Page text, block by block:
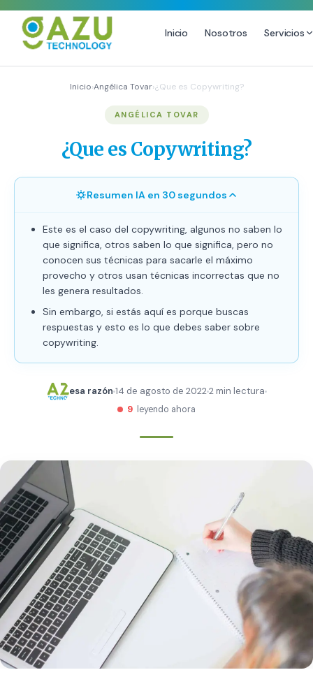
Inicio Nosotros Servicios
Estrategia de Redes Sociales
Publicidad Digital
Diseño Gráfico Profesional
Inicio›Angélica Tovar›¿Que es Copywriting?
ANGÉLICA TOVAR
¿Que es Copywriting?
Resumen IA en 30 segundos
Este es el caso del copywriting, algunos no saben lo
que significa, otros saben lo que significa, pero no
conocen sus técnicas para sacarle el máximo
provecho y otros usan técnicas incorrectas que no
les genera resultados.
Sin embargo, si estás aquí es porque buscas
respuestas y esto es lo que debes saber sobre
copywriting.
esa razón 14 de agosto de 20222 min lectura
9
leyendo ahora